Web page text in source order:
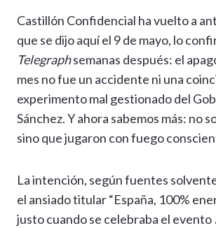
at
s
A
p
p
e
gr
a
m
e
b
o
o
k
ke
dI
n
se
n
g
er
l
Castillón Confidencial ha vuelto a
que se dijo aquí el 9 de mayo, lo
Telegraphsemanas después: el
mes no fue un accidente ni una
experimento mal gestionado del
Sánchez. Y ahora sabemos más: no
sino que jugaron con fuego
La intención, según fuentes
el ansiado titular “España, 100%
justo cuando se celebraba el evento